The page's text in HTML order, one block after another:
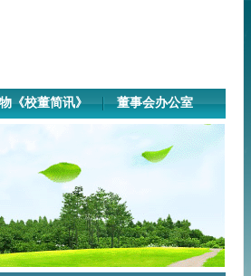
《校董简讯》 董事会办公室